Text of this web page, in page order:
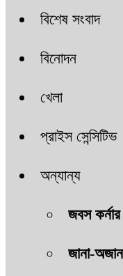
বিশেষ সংবাদ
বিনোদন
খেলা
প্রাইস সেন্সিটিভ
অন্যান্য
জবস কর্নার
জানা-